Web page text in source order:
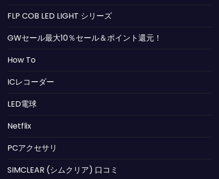
FLP COB LED LIGHT シリーズ
GWセール最大10％セール＆ポイント還元！
How To
ICレコーダー
LED電球
Netflix
PCアクセサリ
SIMCLEAR (シムクリア) 口コミ